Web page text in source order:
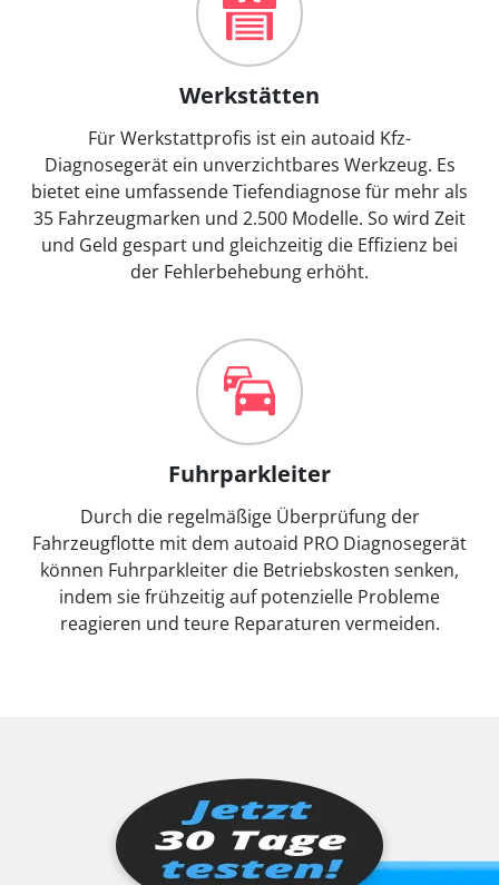
Werkstätten
Für Werkstattprofis ist ein autoaid Kfz-
Diagnosegerät ein unverzichtbares Werkzeug. Es
bietet eine umfassende Tiefendiagnose für mehr als
35 Fahrzeugmarken und 2.500 Modelle. So wird Zeit
und Geld gespart und gleichzeitig die Effizienz bei
der Fehlerbehebung erhöht.
Fuhrparkleiter
Durch die regelmäßige Überprüfung der
Fahrzeugflotte mit dem autoaid PRO Diagnosegerät
können Fuhrparkleiter die Betriebskosten senken,
indem sie frühzeitig auf potenzielle Probleme
reagieren und teure Reparaturen vermeiden.